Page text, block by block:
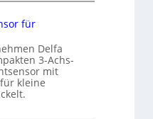
für
Delfa
3-Achs-
mit
kleine